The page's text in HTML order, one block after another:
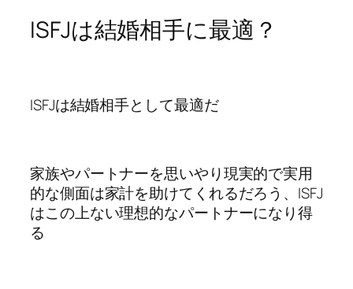
ISFJは結婚相手に最適？
ISFJは結婚相手として最適だ
家族やパートナーを思いやり現実的で実用
的な側面は家計を助けてくれるだろう、ISFJ
はこの上ない理想的なパートナーになり得
る